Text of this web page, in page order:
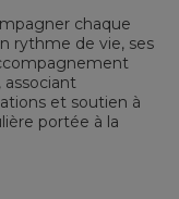
chaque
rythme de vie, ses
et soutien à
portée à la